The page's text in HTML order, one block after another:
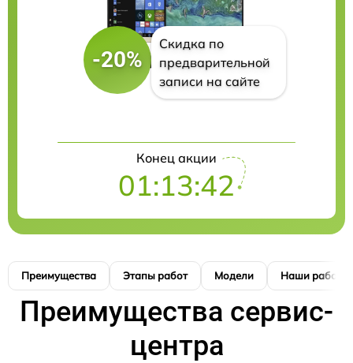
-20%
Скидка по
предварительной
записи на сайте
Конец акции
01:13:41
Преимущества Этапы работ Модели Наши работы
Преимущества сервис-
центра